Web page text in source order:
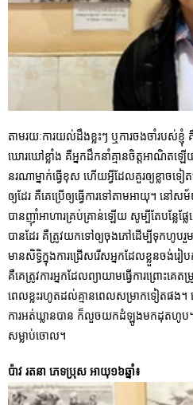
តាមរយៈការយល់ដឹងខ្លះៗ ឬការចងចាំរប
ឃោរឃៅខ្លាំង គឺអ្នកដឹកនាំគ្មានចិត្តអាណិតឡ
នរណាម្នាក់ធ្វើខុស ហើយអ្វីដែលគួរឲ្យខ្លាច
ឲ្យដែរ គឺគេប្រើឲ្យធ្វើការទៅតាមអាយុ។
បានញុាំអាហារគ្រប់គ្រាន់ឡើយ សូម្បីតែបន្លែ
បានដែរ គឺត្រូវយកទៅឲ្យចុងភៅដើម្បីទុកហូបរួ
មានសិទ្ធិក្នុងការជ្រើសរើសអ្នកដែលខ្លួនចង់
គឺគេត្រូវការអ្នកដែលព្យាយាមធ្វើការព្រោះគេតម្
ពេលខ្លះរហូតដល់គ្មានពេលសម្រាកទៀតផង។
ការអត់ឃ្លានបាន ក៏លួចយកដំឡូងមកដុតហូប
សម្លាប់ចោល។
ប៉ាវ រតនា ភេទប្រុស អាយុ១៦ឆ្នាំ៖